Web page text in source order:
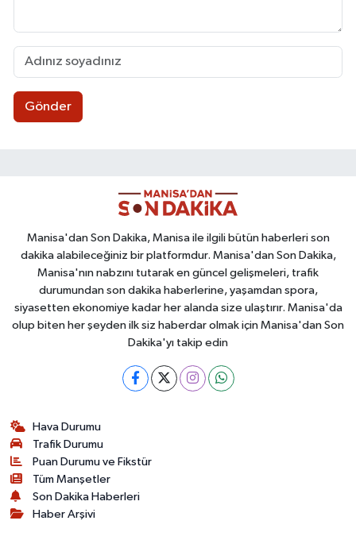
Gönder
Manisa'dan Son Dakika, Manisa ile ilgili bütün haberleri son
dakika alabileceğiniz bir platformdur. Manisa'dan Son Dakika,
Manisa'nın nabzını tutarak en güncel gelişmeleri, trafik
durumundan son dakika haberlerine, yaşamdan spora,
siyasetten ekonomiye kadar her alanda size ulaştırır. Manisa'da
olup biten her şeyden ilk siz haberdar olmak için Manisa'dan Son
Dakika'yı takip edin
Hava Durumu
Trafik Durumu
Puan Durumu ve Fikstür
Tüm Manşetler
Son Dakika Haberleri
Haber Arşivi